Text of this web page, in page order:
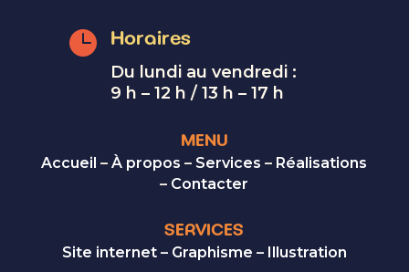
 Horaires
Du lundi au vendredi :
9 h – 12 h / 13 h – 17 h
MENU
Accueil –À propos – Services – Réalisations
– Contacter
SERVICES
Site internet– Graphisme – Illustration